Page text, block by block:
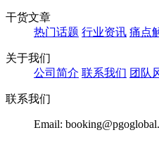
干货文章
热门话题 行业资讯 痛点
关于我们
公司简介 联系我们 团队
联系我们
Email: